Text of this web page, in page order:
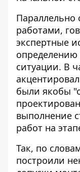
Параллельно
работами,
экспертные
ситуации. В
были якобы
выполнение
работ на
Так, по
построили